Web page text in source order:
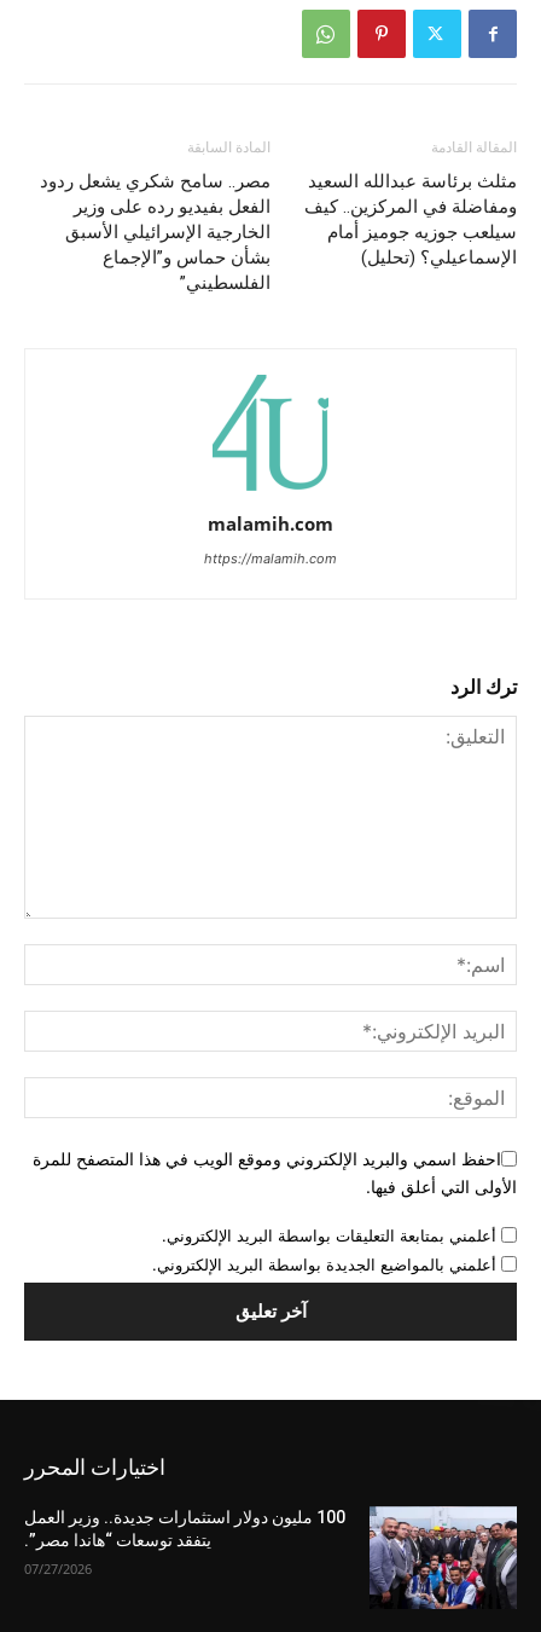
المادة السابقة
مصر.. سامح شكري يشعل ردود
الفعل بفيديو رده على وزير
الخارجية الإسرائيلي الأسبق
بشأن حماس و”الإجماع
الفلسطيني”
المقالة القادمة
مثلث برئاسة عبدالله السعيد
ومفاضلة في المركزين.. كيف
سيلعب جوزيه جوميز أمام
الإسماعيلي؟ (تحليل)
malamih.com
https://malamih.com
ترك الرد
احفظ اسمي والبريد الإلكتروني وموقع الويب في هذا المتصفح للمرة
الأولى التي أعلق فيها.
أعلمني بمتابعة التعليقات بواسطة البريد الإلكتروني.
أعلمني بالمواضيع الجديدة بواسطة البريد الإلكتروني.
اختيارات المحرر
100 مليون دولار استثمارات جديدة.. وزير العمل
يتفقد توسعات “هاندا مصر”.
07/27/2026